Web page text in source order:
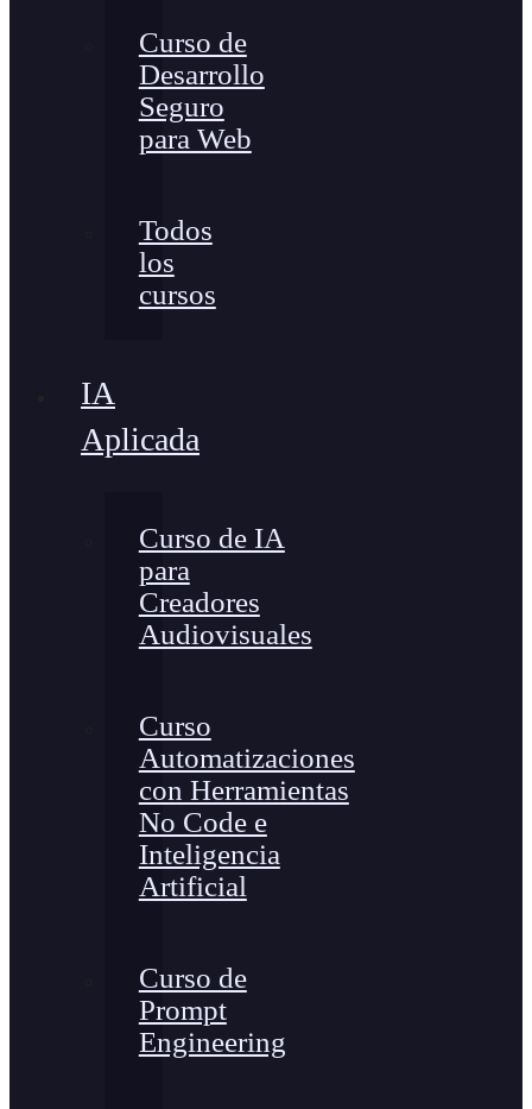
Curso de
Desarrollo
Seguro
para Web
Todos
los
cursos
IA
Aplicada
Curso de IA
para
Creadores
Audiovisuales
Curso
Automatizaciones
con Herramientas
No Code e
Inteligencia
Artificial
Curso de
Prompt
Engineering